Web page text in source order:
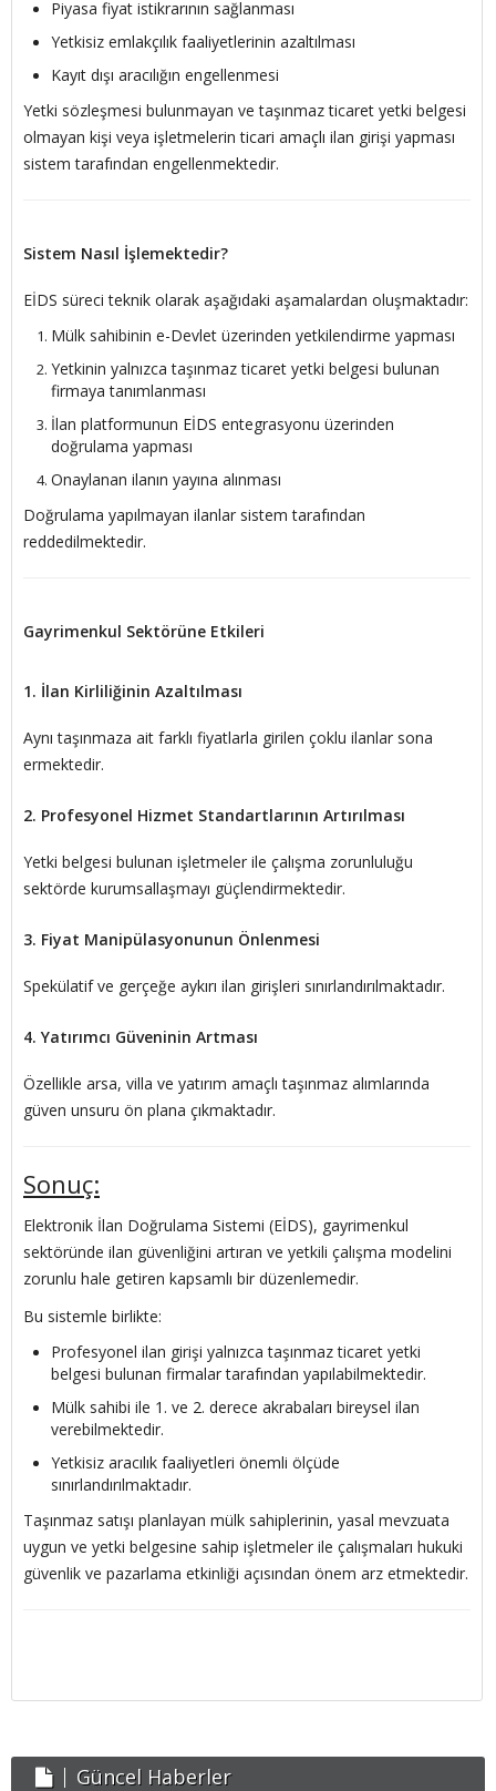
Piyasa fiyat istikrarının sağlanması
Yetkisiz emlakçılık faaliyetlerinin azaltılması
Kayıt dışı aracılığın engellenmesi
Yetki sözleşmesi bulunmayan ve taşınmaz ticaret yetki belgesi
olmayan kişi veya işletmelerin ticari amaçlı ilan girişi yapması
sistem tarafından engellenmektedir.
Sistem Nasıl İşlemektedir?
EİDS süreci teknik olarak aşağıdaki aşamalardan oluşmaktadır:
Mülk sahibinin e-Devlet üzerinden yetkilendirme yapması
Yetkinin yalnızca taşınmaz ticaret yetki belgesi bulunan
firmaya tanımlanması
İlan platformunun EİDS entegrasyonu üzerinden
doğrulama yapması
Onaylanan ilanın yayına alınması
Doğrulama yapılmayan ilanlar sistem tarafından
reddedilmektedir.
Gayrimenkul Sektörüne Etkileri
1. İlan Kirliliğinin Azaltılması
Aynı taşınmaza ait farklı fiyatlarla girilen çoklu ilanlar sona
ermektedir.
2. Profesyonel Hizmet Standartlarının Artırılması
Yetki belgesi bulunan işletmeler ile çalışma zorunluluğu
sektörde kurumsallaşmayı güçlendirmektedir.
3. Fiyat Manipülasyonunun Önlenmesi
Spekülatif ve gerçeğe aykırı ilan girişleri sınırlandırılmaktadır.
4. Yatırımcı Güveninin Artması
Özellikle arsa, villa ve yatırım amaçlı taşınmaz alımlarında
güven unsuru ön plana çıkmaktadır.
Sonuç:
Elektronik İlan Doğrulama Sistemi (EİDS), gayrimenkul
sektöründe ilan güvenliğini artıran ve yetkili çalışma modelini
zorunlu hale getiren kapsamlı bir düzenlemedir.
Bu sistemle birlikte:
Profesyonel ilan girişi yalnızca taşınmaz ticaret yetki
belgesi bulunan firmalar tarafından yapılabilmektedir.
Mülk sahibi ile 1. ve 2. derece akrabaları bireysel ilan
verebilmektedir.
Yetkisiz aracılık faaliyetleri önemli ölçüde
sınırlandırılmaktadır.
Taşınmaz satışı planlayan mülk sahiplerinin, yasal mevzuata
uygun ve yetki belgesine sahip işletmeler ile çalışmaları hukuki
güvenlik ve pazarlama etkinliği açısından önem arz etmektedir.
Güncel Haberler